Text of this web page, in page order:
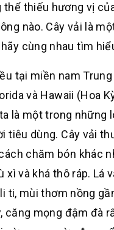
thể thiếu hương vị
nào. Cây vải là
cùng nhau tìm
tại miền nam
và Hawaii (Hoa
là một trong những
tiêu dùng. Cây vải
chăm bón khác
xì và khá thô ráp.
ti, mùi thơm nồng
căng mọng đậm đà